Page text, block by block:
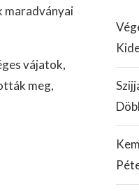
maradványai
vájatok,
meg,